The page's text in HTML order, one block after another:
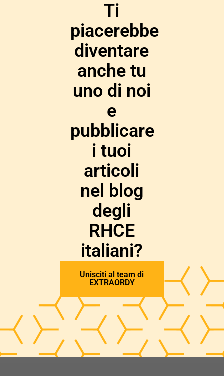
Ti
piacerebbe
diventare
anche tu
uno di noi
e
pubblicare
i tuoi
articoli
nel blog
degli
RHCE
italiani?
Unisciti al team di
EXTRAORDY